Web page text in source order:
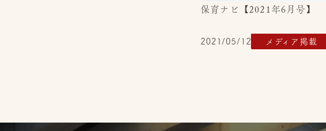
保育ナビ【2021年6月号】
2021/05/12 メディア掲載